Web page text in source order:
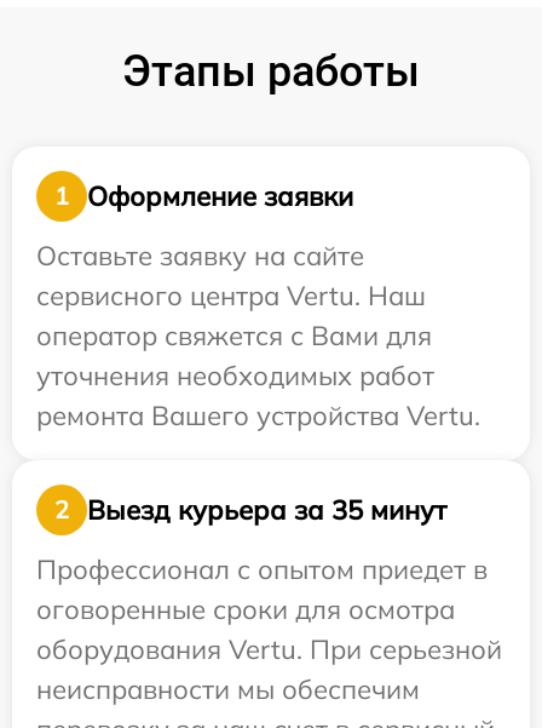
Этапы работы
1
Оформление заявки
Оставьте заявку на сайте
сервисного центра Vertu. Наш
оператор свяжется с Вами для
уточнения необходимых работ
ремонта Вашего устройства Vertu.
2
Выезд курьера за 35 минут
Профессионал с опытом приедет в
оговоренные сроки для осмотра
оборудования Vertu. При серьезной
неисправности мы обеспечим